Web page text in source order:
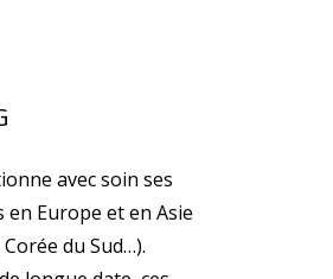
avec soin ses
Europe et en Asie
du Sud…).